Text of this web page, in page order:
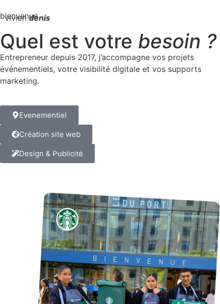
viviendenis
bienvenue
Quel est votre besoin ?
Entrepreneur depuis 2017, j’accompagne vos projets
événementiels, votre visibilité digitale et vos supports
marketing.
Evenementiel
Création site web
Design & Publicité